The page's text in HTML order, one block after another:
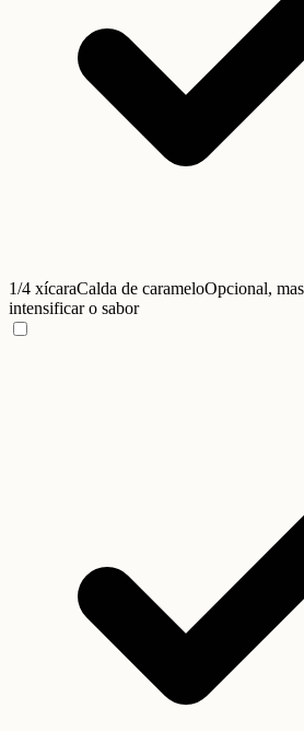
1/4 xícaraCalda de carameloOpcional,
intensificar o sabor